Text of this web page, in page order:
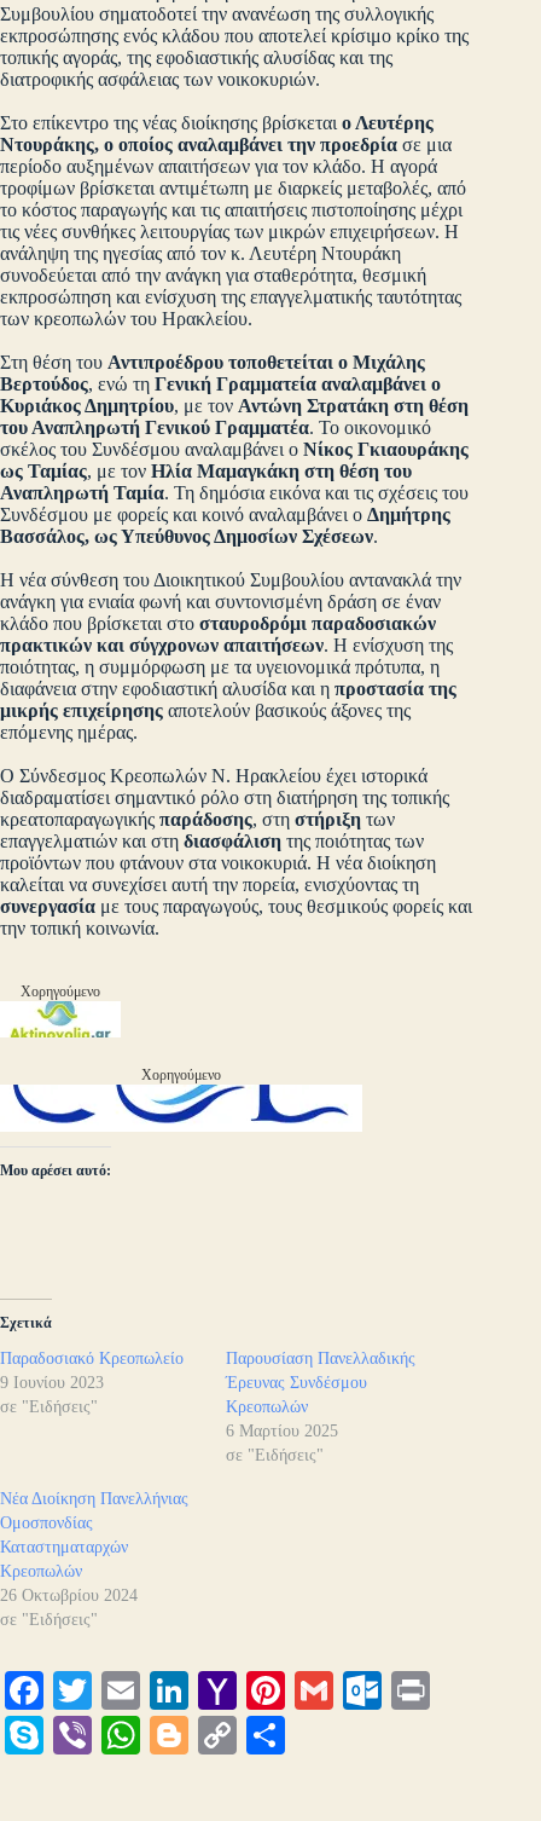
Συμβουλίου σηματοδοτεί την ανανέωση της συλλογικής
εκπροσώπησης ενός κλάδου που αποτελεί κρίσιμο κρίκο της
τοπικής αγοράς, της εφοδιαστικής αλυσίδας και της
διατροφικής ασφάλειας των νοικοκυριών.
Στο επίκεντρο της νέας διοίκησης βρίσκεται ο Λευτέρης
Ντουράκης, ο οποίος αναλαμβάνει την προεδρία σε μια
περίοδο αυξημένων απαιτήσεων για τον κλάδο. Η αγορά
τροφίμων βρίσκεται αντιμέτωπη με διαρκείς μεταβολές, από
το κόστος παραγωγής και τις απαιτήσεις πιστοποίησης μέχρι
τις νέες συνθήκες λειτουργίας των μικρών επιχειρήσεων. Η
ανάληψη της ηγεσίας από τον κ. Λευτέρη Ντουράκη
συνοδεύεται από την ανάγκη για σταθερότητα, θεσμική
εκπροσώπηση και ενίσχυση της επαγγελματικής ταυτότητας
των κρεοπωλών του Ηρακλείου.
Στη θέση του Αντιπροέδρου τοποθετείται ο Μιχάλης
Βερτούδος, ενώ τη Γενική Γραμματεία αναλαμβάνει ο
Κυριάκος Δημητρίου, με τον Αντώνη Στρατάκη στη θέση
του Αναπληρωτή Γενικού Γραμματέα. Το οικονομικό
σκέλος του Συνδέσμου αναλαμβάνει ο Νίκος Γκιαουράκης
ως Ταμίας, με τον Ηλία Μαμαγκάκη στη θέση του
Αναπληρωτή Ταμία. Τη δημόσια εικόνα και τις σχέσεις του
Συνδέσμου με φορείς και κοινό αναλαμβάνει ο Δημήτρης
Βασσάλος, ως Υπεύθυνος Δημοσίων Σχέσεων.
Η νέα σύνθεση του Διοικητικού Συμβουλίου αντανακλά την
ανάγκη για ενιαία φωνή και συντονισμένη δράση σε έναν
κλάδο που βρίσκεται στο σταυροδρόμι παραδοσιακών
πρακτικών και σύγχρονων απαιτήσεων. Η ενίσχυση της
ποιότητας, η συμμόρφωση με τα υγειονομικά πρότυπα, η
διαφάνεια στην εφοδιαστική αλυσίδα και η προστασία της
μικρής επιχείρησης αποτελούν βασικούς άξονες της
επόμενης ημέρας.
Ο Σύνδεσμος Κρεοπωλών Ν. Ηρακλείου έχει ιστορικά
διαδραματίσει σημαντικό ρόλο στη διατήρηση της τοπικής
κρεατοπαραγωγικής παράδοσης, στη στήριξη των
επαγγελματιών και στη διασφάλιση της ποιότητας των
προϊόντων που φτάνουν στα νοικοκυριά. Η νέα διοίκηση
καλείται να συνεχίσει αυτή την πορεία, ενισχύοντας τη
συνεργασία με τους παραγωγούς, τους θεσμικούς φορείς και
την τοπική κοινωνία.
Χορηγούμενο
Χορηγούμενο
Μου αρέσει αυτό:
Σχετικά
Παραδοσιακό Κρεοπωλείο
9 Ιουνίου 2023
σε "Ειδήσεις"
Παρουσίαση Πανελλαδικής
Έρευνας Συνδέσμου
Κρεοπωλών
6 Μαρτίου 2025
σε "Ειδήσεις"
Νέα Διοίκηση Πανελλήνιας
Ομοσπονδίας
Καταστηματαρχών
Κρεοπωλών
26 Οκτωβρίου 2024
σε "Ειδήσεις"
Fa
ce
bo
T
wi
tte
E
m
ail
Li
nk
ed
Y
ah
oo
Pi
G
O
S
Vi
W
Bl
C